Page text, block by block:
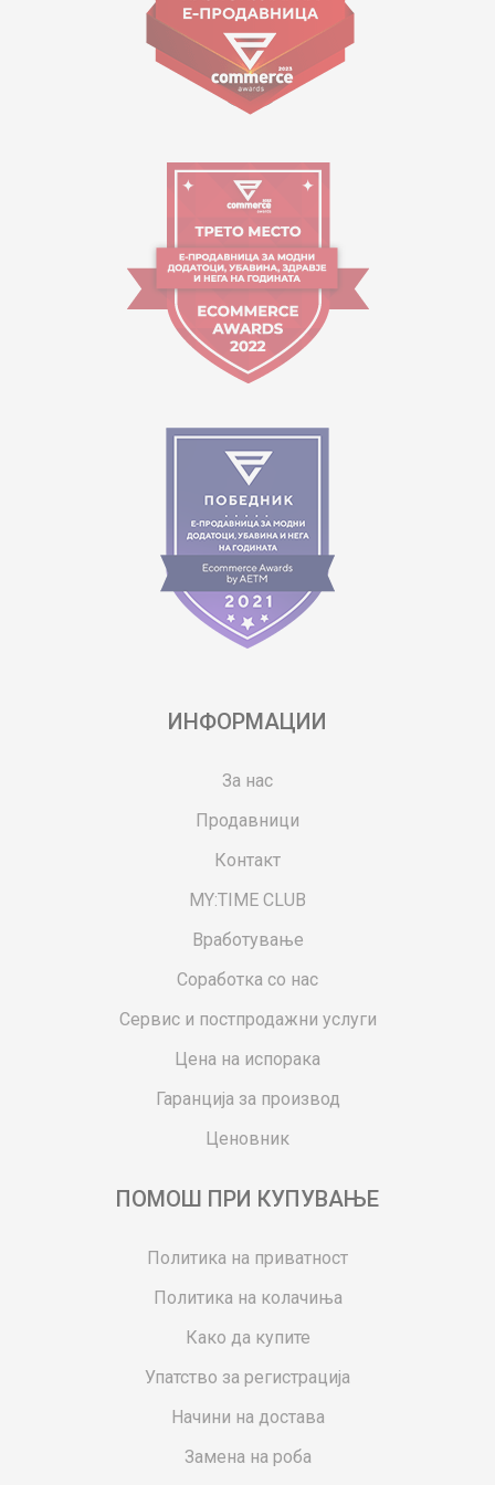
Работно време:
09:00 до 17:00
ИНФОРМАЦИИ
За нас
Продавници
Контакт
MY:TIME CLUB
Вработување
Соработка со нас
Сервис и постпродажни услуги
Цена на испорака
Гаранција за производ
Ценовник
ПОМОШ ПРИ КУПУВАЊЕ
Политика на приватност
Политика на колачиња
Како да купите
Упатство за регистрација
Начини на достава
Замена на роба